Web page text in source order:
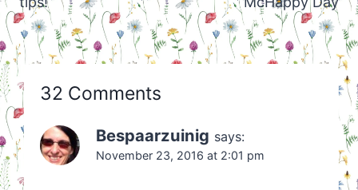
32 Comments
Bespaarzuinig says:
November 23, 2016 at 2:01 pm